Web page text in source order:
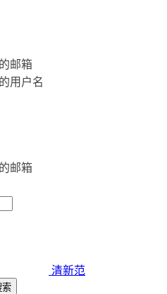
邮箱
用户名
邮箱
清新范